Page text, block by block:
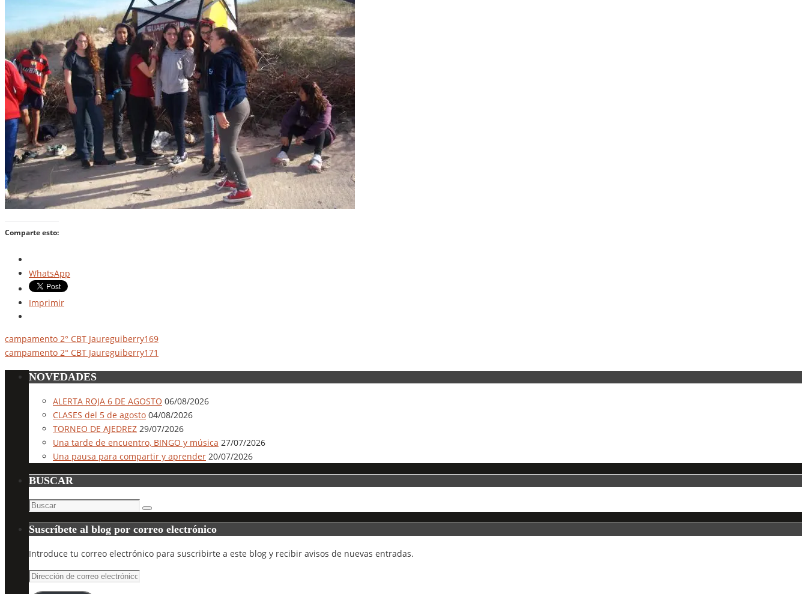
Comparte esto:
WhatsApp
Imprimir
campamento 2° CBT Jaureguiberry169
campamento 2° CBT Jaureguiberry171
NOVEDADES
ALERTA ROJA 6 DE AGOSTO 06/08/2026
CLASES del 5 de agosto 04/08/2026
TORNEO DE AJEDREZ 29/07/2026
Una tarde de encuentro, BINGO y música 27/07/2026
Una pausa para compartir y aprender 20/07/2026
BUSCAR
Buscar:
Buscar
Suscríbete al blog por correo electrónico
Introduce tu correo electrónico para suscribirte a este blog y recibir avisos de nuevas entradas.
Dirección
de